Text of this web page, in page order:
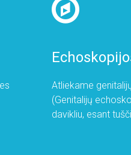
Atliekame
(Genitalijų
davikliu, esant